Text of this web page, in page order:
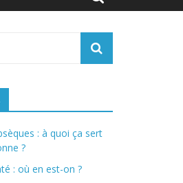
: à quoi ça sert
?
: où en est-on ?